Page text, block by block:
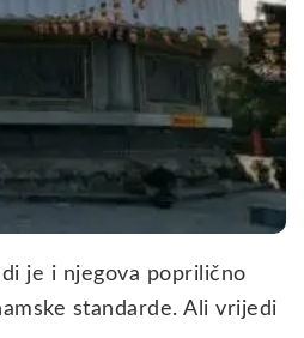
je i njegova poprilično
standarde. Ali vrijedi